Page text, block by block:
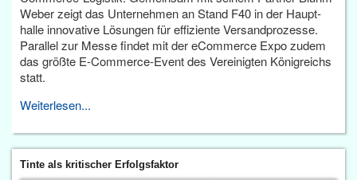
Weber zeigt das Unternehmen an Stand F40 in der Haupt­
halle innovative Lösungen für effiziente Versandprozesse.
Parallel zur Messe findet mit der eCommerce Expo zudem
das größte E-Commerce-Event des Vereinigten Königreichs
statt.
Weiterlesen...
Tinte als kritischer Erfolgsfaktor